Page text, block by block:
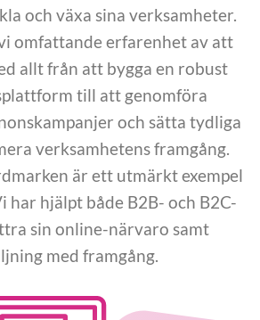
och växa sina verksamheter.
omfattande erfarenhet av att
allt från att bygga en robust
till att genomföra
och sätta tydliga
verksamhetens framgång.
är ett utmärkt exempel
har hjälpt både B2B- och B2C-
sin online-närvaro samt
med framgång.